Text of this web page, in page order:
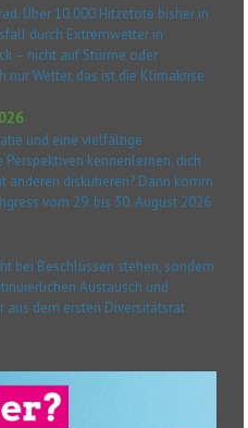
Über 10.000 Hitzetote bisher in
durch Extremwetter in
– nicht auf Stürme oder
nur Wetter, das ist die Klimakrise
und eine vielfältige
kennenlernen, dich
anderen diskutieren? Dann komm
vom 29. bis 30. August 2026
bei Beschlüssen stehen, sondern
Austausch und
aus dem ersten Diversitätsrat